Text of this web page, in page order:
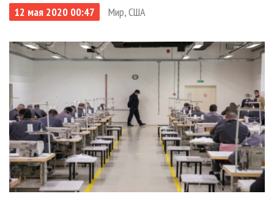
12 мая 2020 00:47 Мир, США